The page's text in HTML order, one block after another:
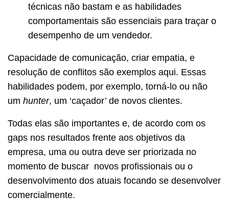
técnicas não bastam e as habilidades
comportamentais são essenciais para traçar o
desempenho de um vendedor.
Capacidade de comunicação, criar empatia, e
resolução de conflitos são exemplos aqui. Essas
habilidades podem, por exemplo, torná-lo ou não
um hunter, um ‘caçador’ de novos clientes.
Todas elas são importantes e, de acordo com os
gaps nos resultados frente aos objetivos da
empresa, uma ou outra deve ser priorizada no
momento de buscar novos profissionais ou o
desenvolvimento dos atuais focando se desenvolver
comercialmente.